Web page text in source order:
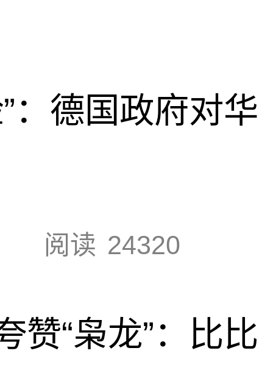
：德国政府对华
阅读 24320
赞“枭龙”：比比